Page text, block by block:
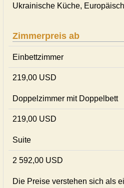
Ukrainische Küche,
Zimmerpreis ab
Einbettzimmer
219,00 USD
Doppelzimmer mit Doppelbett
219,00 USD
Suite
2 592,00 USD
Die Preise verstehen sich als